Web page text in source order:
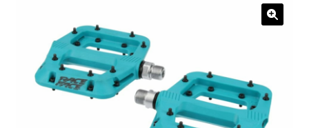
copil
Extinde
meniul
MANSOANE
ANVELOPE
meniul
copil
MENTENANTA